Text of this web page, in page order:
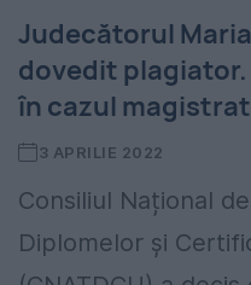
Judecătorul
dovedit plagiator.
în cazul
3 APRILIE 2022
Consiliul Național
Diplomelor și